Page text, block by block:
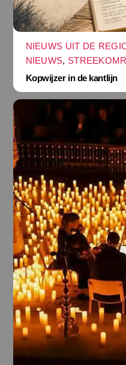
NIEUWS UIT DE
NIEUWS,
Kopwijzer in de kantlijn